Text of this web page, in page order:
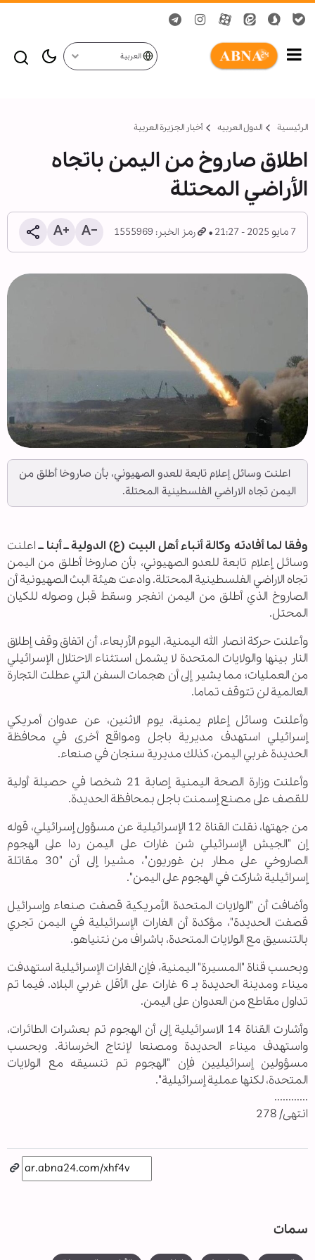
العربية
الرئيسية الدول العربیه أخبار الجزيرة العربية
اطلاق صاروخ من اليمن باتجاه
الأراضي المحتلة
7 مايو 2025 - 21:27 رمز الخبر: 1555969
اعلنت وسائل إعلام تابعة للعدو الصهيوني، بأن صاروخا أطلق من
اليمن تجاه الاراضي الفلسطينية المحتلة.
وفقا لما أفادته وكالة أنباء أهل البيت (ع) الدولية ــ أبنا ــاعلنت
وسائل إعلام تابعة للعدو الصهيوني، بأن صاروخا أطلق من اليمن
تجاه الاراضي الفلسطينية المحتلة. وادعت هيئة البث الصهيونية أن
الصاروخ الذي أطلق من اليمن انفجر وسقط قبل وصوله للكيان
المحتل.
وأعلنت حركة انصار الله اليمنية، اليوم الأربعاء، أن اتفاق وقف إطلاق
النار بينها والولايات المتحدة لا يشمل استثناء الاحتلال الإسرائيلي
من العمليات؛ مما يشير إلى أن هجمات السفن التي عطلت التجارة
العالمية لن تتوقف تماما.
وأعلنت وسائل إعلام يمنية، يوم الاثنين، عن عدوان أمريكي
إسرائيلي استهدف مديرية باجل ومواقع أخرى في محافظة
الحديدة غربي اليمن، كذلك مديرية سنجان في صنعاء.
وأعلنت وزارة الصحة اليمنية إصابة 21 شخصا في حصيلة أولية
للقصف على مصنع إسمنت باجل بمحافظة الحديدة.
من جهتها، نقلت القناة 12 الإسرائيلية عن مسؤول إسرائيلي، قوله
إن "الجيش الإسرائيلي شن غارات على اليمن ردا على الهجوم
الصاروخي على مطار بن غوريون"، مشيرا إلى أن "30 مقاتلة
إسرائيلية شاركت في الهجوم على اليمن".
وأضافت أن "الولايات المتحدة الأمريكية قصفت صنعاء وإسرائيل
قصفت الحديدة"، مؤكدة أن الغارات الإسرائيلية في اليمن تجري
بالتنسيق مع الولايات المتحدة، باشراف من نتنياهو.
وبحسب قناة "المسيرة" اليمنية، فإن الغارات الإسرائيلية استهدفت
ميناء ومدينة الحديدة بـ 6 غارات على الأقل غربي البلاد. فيما تم
تداول مقاطع من العدوان على اليمن.
وأشارت القناة 14 الاسرائيلية إلى أن الهجوم تم بعشرات الطائرات،
واستهدف ميناء الحديدة ومصنعا لإنتاج الخرسانة. وبحسب
مسؤولين إسرائيليين فإن "الهجوم تم تنسيقه مع الولايات
المتحدة، لكنها عملية إسرائيلية".
............
انتهى/ 278
سمات